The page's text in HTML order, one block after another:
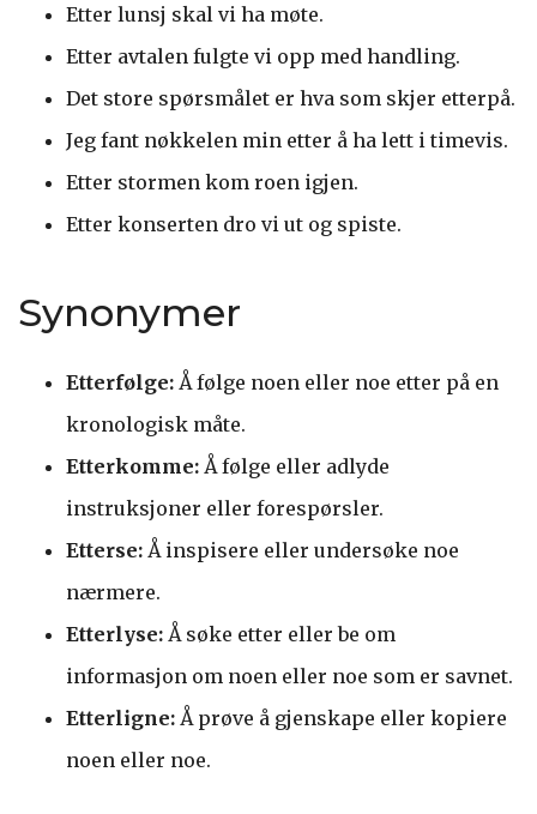
Etter lunsj skal vi ha møte.
Etter avtalen fulgte vi opp med handling.
Det store spørsmålet er hva som skjer etterpå.
Jeg fant nøkkelen min etter å ha lett i timevis.
Etter stormen kom roen igjen.
Etter konserten dro vi ut og spiste.
Synonymer
Etterfølge: Å følge noen eller noe etter på en
kronologisk måte.
Etterkomme: Å følge eller adlyde
instruksjoner eller forespørsler.
Etterse: Å inspisere eller undersøke noe
nærmere.
Etterlyse: Å søke etter eller be om
informasjon om noen eller noe som er savnet.
Etterligne: Å prøve å gjenskape eller kopiere
noen eller noe.